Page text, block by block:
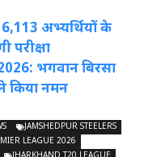
अभ्यर्थियों के
परीक्षा
भगवान बिरसा
किया नमन
JAMSHEDPUR STEELERS
LEAGUE 2026